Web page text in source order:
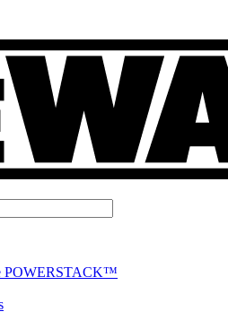
POWERSTACK™